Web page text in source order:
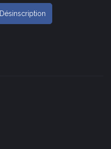
Désinscription